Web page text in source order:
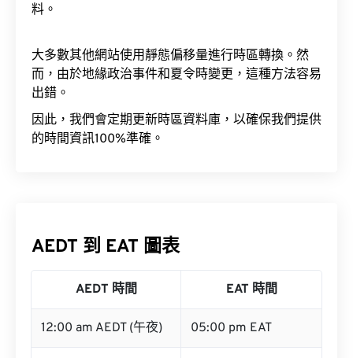
料。
大多數其他網站使用靜態偏移量進行時區轉換。然
而，由於地緣政治事件和夏令時變更，這種方法容易
出錯。
因此，我們會定期更新時區資料庫，以確保我們提供
的時間資訊100%準確。
AEDT 到 EAT 圖表
AEDT 時間 EAT 時間
12:00 am AEDT (午夜) 05:00 pm EAT